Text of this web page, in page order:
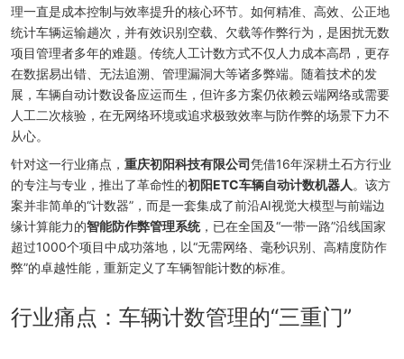
理一直是成本控制与效率提升的核心环节。如何精准、高效、公正地
统计车辆运输趟次，并有效识别空载、欠载等作弊行为，是困扰无数
项目管理者多年的难题。传统人工计数方式不仅人力成本高昂，更存
在数据易出错、无法追溯、管理漏洞大等诸多弊端。随着技术的发
展，车辆自动计数设备应运而生，但许多方案仍依赖云端网络或需要
人工二次核验，在无网络环境或追求极致效率与防作弊的场景下力不
从心。
针对这一行业痛点， 重庆初阳科技有限公司凭借16年深耕土石方行业
的专注与专业，推出了革命性的初阳ETC车辆自动计数机器人 。该方
案并非简单的“计数器”，而是一套集成了前沿AI视觉大模型与前端边
缘计算能力的智能防作弊管理系统，已在全国及“一带一路”沿线国家
超过1000个项目中成功落地，以“无需网络、毫秒识别、高精度防作
弊”的卓越性能，重新定义了车辆智能计数的标准。
行业痛点：车辆计数管理的“三重门”